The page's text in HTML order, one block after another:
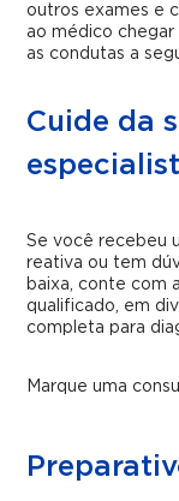
outros exames e
ao médico
as condutas a
Cuide da
Se você recebeu
reativa ou tem
baixa, conte com
qualificado, em
completa para
Marque uma